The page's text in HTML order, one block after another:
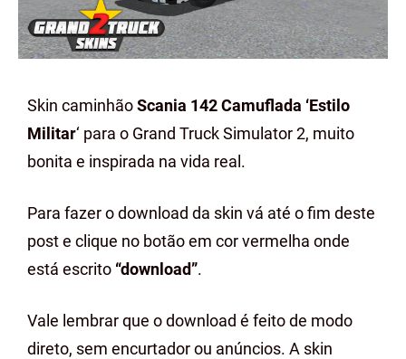
Skin caminhãoScania 142 Camuflada ‘Estilo
Militar‘ para o Grand Truck Simulator 2, muito
bonita e inspirada na vida real.
Para fazer o download da skin vá até o fim deste
post e clique no botão em cor vermelha onde
está escrito “download”.
Vale lembrar que o download é feito de modo
direto, sem encurtador ou anúncios. A skin